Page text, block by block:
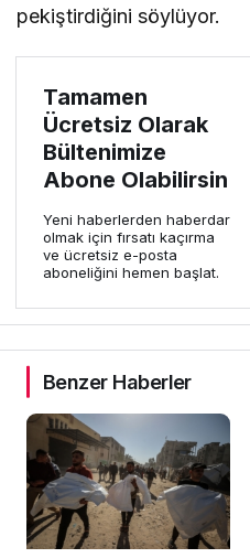
pekiştirdiğini söylüyor.
Tamamen
Ücretsiz Olarak
Bültenimize
Abone Olabilirsin
Yeni haberlerden haberdar
olmak için fırsatı kaçırma
ve ücretsiz e-posta
aboneliğini hemen başlat.
Benzer Haberler